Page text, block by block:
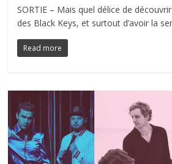
SORTIE – Mais quel délice de
des Black Keys, et surtout d’avoir la
Read more